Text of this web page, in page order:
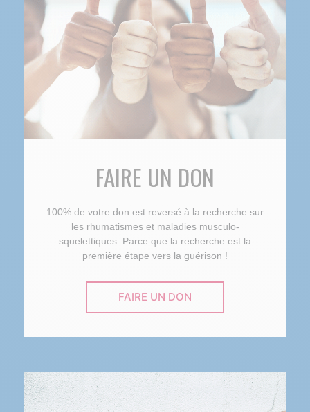
FAIRE UN DON
100% de votre don est reversé à la recherche sur
les rhumatismes et maladies musculo-
squelettiques. Parce que la recherche est la
première étape vers la guérison !
FAIRE UN DON